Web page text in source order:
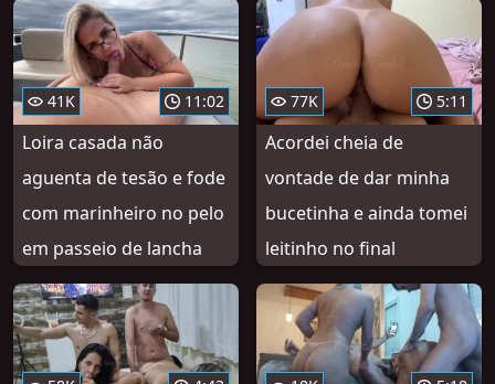
41K 11:02
Loira casada não
aguenta de tesão e fode
com marinheiro no pelo
em passeio de lancha
77K 5:11
Acordei cheia de
vontade de dar minha
bucetinha e ainda tomei
leitinho no final